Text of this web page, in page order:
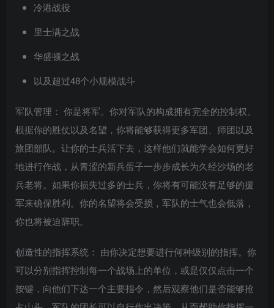
冷港战役
里士满之战
华盛顿之战
以及超过48个小规模战斗
军队管理： 你是将军。你对军队的构成拥有完全的控制权。
根据你的胜仗以及名望，你将能够获得更多军团、师团以及
旅团部队。让你的士兵活下去，这样他们就能学会如何更好
地进行作战，从青涩的新兵蛋子一步步成长为久经沙场的老
兵老将。如果你损失过多的士兵，你将有可能没有足够的援
军来确保胜利。你的名望将会受损，军队的士气也会低落，
你也将被迫辞职。
创造性的指挥系统： 由你决定想要进行何种级别的指挥。你
可以分别指挥控制每一个战场上的单位，或是仅仅点击一个
按键，向他们下达一个主要指令，然后观察他们是否能够抢